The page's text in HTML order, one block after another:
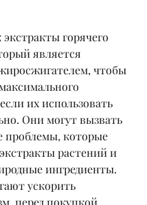
является
чтобы
их использовать
Они могут вызвать
проблемы, которые
растений и
ингредиенты.
ускорить
перед покупкой